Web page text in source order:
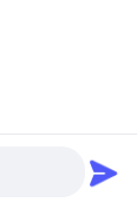
de la fibra